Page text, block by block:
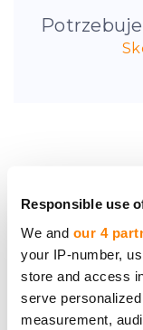
Responsible use
We and our 4
your IP-number,
store and access
serve
measurement,